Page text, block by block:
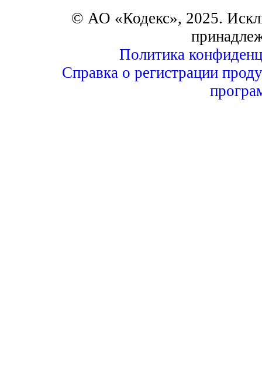
© АО «Кодекс», 2025.
Политика
Справка о регистрации